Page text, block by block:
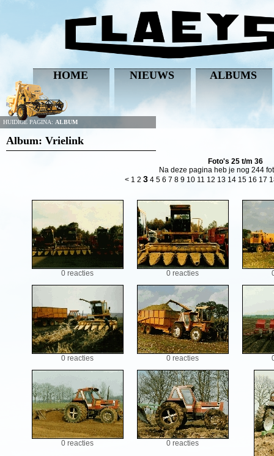
HOME NIEUWS ALBUMS
HUIDIGE PAGINA: ALBUM
Album: Vrielink
Foto's 25 t/m 36
Na deze pagina heb je nog 244
< 1 2 3 4 5 6 7 8 9 10 11 12 13 14 15 16 17
0 reacties 0 reacties
0 reacties 0 reacties
0 reacties 0 reacties